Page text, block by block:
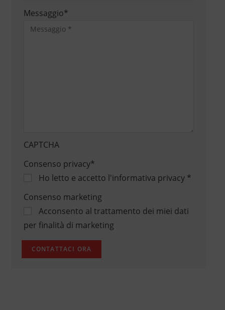
Messaggio*
CAPTCHA
Consenso privacy*
Ho letto e accetto l'informativa privacy*
Consenso marketing
Acconsento al trattamento dei miei dati
per finalità di marketing